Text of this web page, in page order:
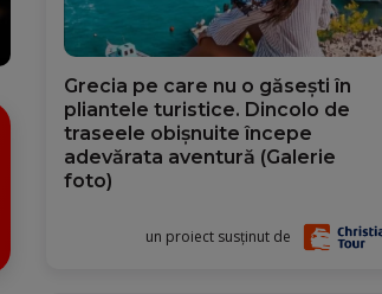
Grecia pe care nu o găsești în
pliantele turistice. Dincolo de
traseele obișnuite începe
adevărata aventură (Galerie
foto)
un proiect susținut de